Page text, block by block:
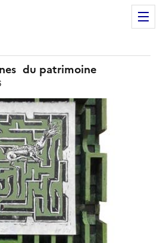
du patrimoine